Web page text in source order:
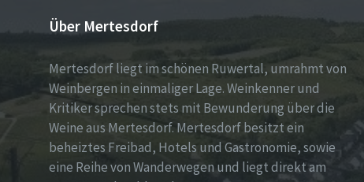
Über Mertesdorf
Mertesdorf liegt im schönen Ruwertal, umrahmt von
Weinbergen in einmaliger Lage. Weinkenner und
Kritiker sprechen stets mit Bewunderung über die
Weine aus Mertesdorf. Mertesdorf besitzt ein
beheiztes Freibad, Hotels und Gastronomie, sowie
eine Reihe von Wanderwegen und liegt direkt am